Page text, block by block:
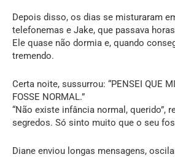
Depois disso, os dias se misturaram
telefonemas e Jake, que passava
Ele quase não dormia e, quando
tremendo.
Certa noite, sussurrou: “PENSEI QUE
FOSSE NORMAL.”
“Não existe infância normal, querido”,
segredos. Só sinto muito que o seu
Diane enviou longas mensagens,